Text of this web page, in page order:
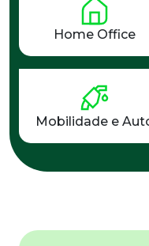
Home Office
Mobilidade e